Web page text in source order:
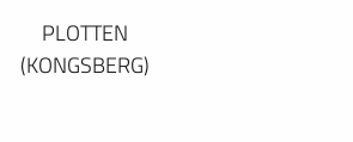
PLOTTEN
(KONGSBERG)